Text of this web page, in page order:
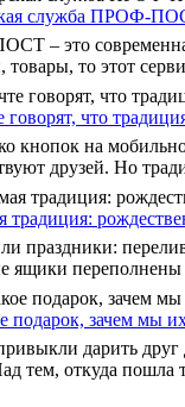
служба ПРОФ-
– это
товары, то этот
говорят, что
кнопок на
друзей. Но
праздники:
ящики переполнены
подарок, зачем мы
дарить друг
тем, откуда